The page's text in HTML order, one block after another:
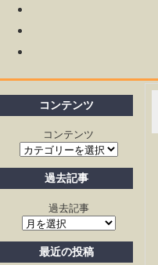
コンテンツ
コンテンツ
過去記事
過去記事
最近の投稿